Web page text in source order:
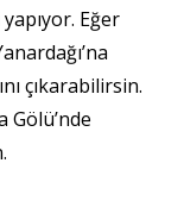
Eğer
çıkarabilirsin.
Gölü’nde